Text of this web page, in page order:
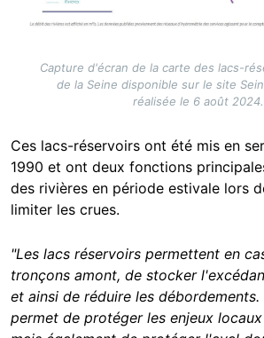
Capture d'écran de la carte des lacs-
de la Seine disponible sur le site
réalisée le 6 août 2024.
Ces lacs-réservoirs ont été mis en
1990 et ont deux fonctions
des rivières en période estivale lors
limiter les crues.
"Les lacs réservoirs permettent en
tronçons amont, de stocker
et ainsi de réduire les
permet de protéger les enjeux